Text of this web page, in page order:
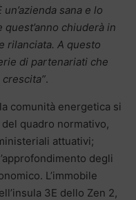
sana e lo
chiuderà in
rilanciata. A questo
di partenariati che
.
comunità energetica si
quadro normativo,
attuativi;
degli
L’immobile
3E dello Zen 2,